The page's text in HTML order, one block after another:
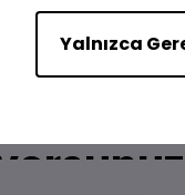
Yalnızca
Bize Ulaşın